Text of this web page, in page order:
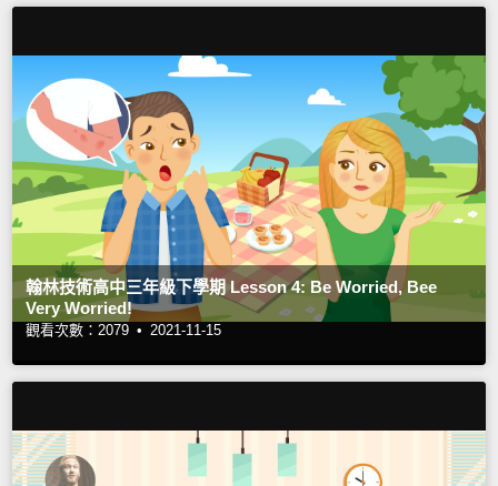
翰林技術高中三年級下學期 Lesson 4: Be Worried, Bee
Very Worried!
觀看次數：2079 • 2021-11-15